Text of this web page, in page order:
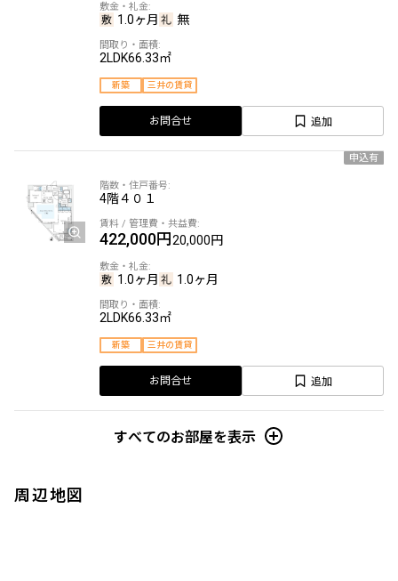
1.0ヶ月 無
2LDK66.33㎡
新築 三井の賃貸
お問合せ 追加
申込有
4階４０１
422,000円20,000円
1.0ヶ月 1.0ヶ月
2LDK66.33㎡
新築 三井の賃貸
お問合せ 追加
すべてのお部屋を表示
周辺地図